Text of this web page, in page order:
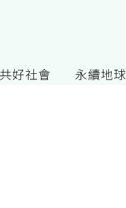
共好社會 永續地球